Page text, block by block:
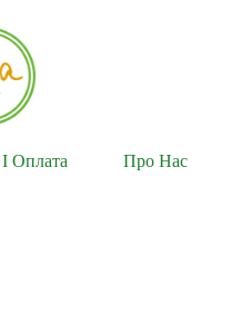
Оплата Про Нас